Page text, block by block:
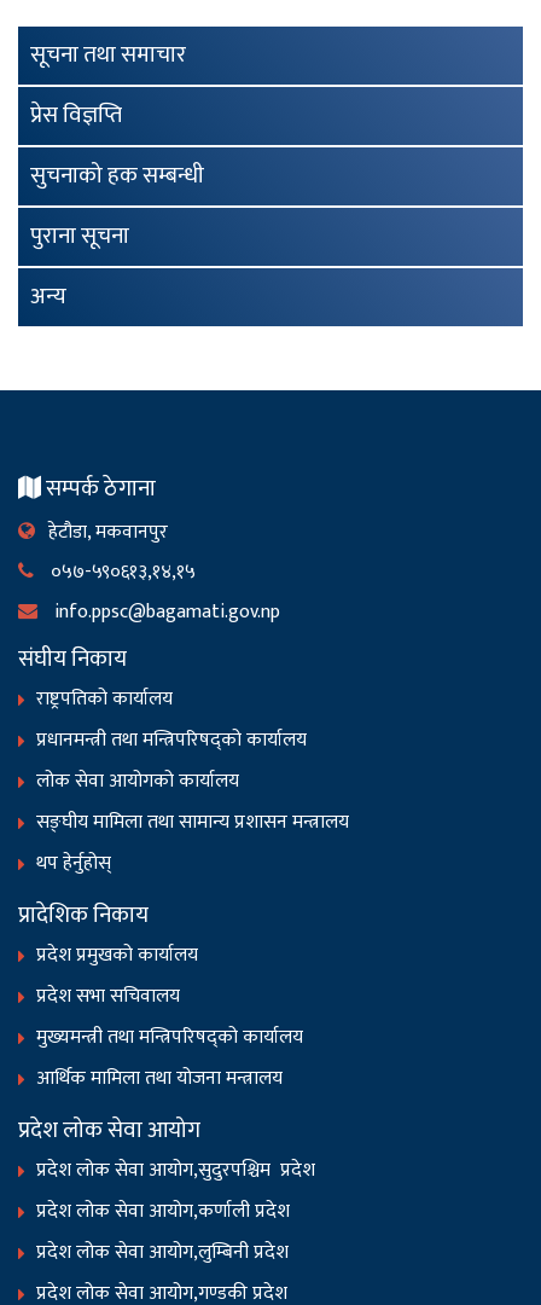
सूचना तथा समाचार
प्रेस विज्ञप्ति
सुचनाको हक सम्बन्धी
पुराना सूचना
अन्य
सम्पर्क ठेगाना
हेटौडा, मकवानपुर
०५७-५९०६१३,१४,१५
info.ppsc@bagamati.gov.np
संघीय निकाय
राष्ट्रपतिको कार्यालय
प्रधानमन्त्री तथा मन्त्रिपरिषद्को कार्यालय
लोक सेवा आयोगको कार्यालय
सङ्‍घीय मामिला तथा सामान्य प्रशासन मन्त्रालय
थप हेर्नुहोस्
प्रादेशिक निकाय
प्रदेश प्रमुखको कार्यालय
प्रदेश सभा सचिवालय
मुख्यमन्त्री तथा मन्त्रिपरिषद्को कार्यालय
आर्थिक मामिला तथा योजना मन्त्रालय
प्रदेश लोक सेवा आयोग
प्रदेश लोक सेवा आयोग,सुदुरपश्चिम प्रदेश
प्रदेश लोक सेवा आयोग,कर्णाली प्रदेश
प्रदेश लोक सेवा आयोग,लुम्बिनी प्रदेश
प्रदेश लोक सेवा आयोग,गण्डकी प्रदेश